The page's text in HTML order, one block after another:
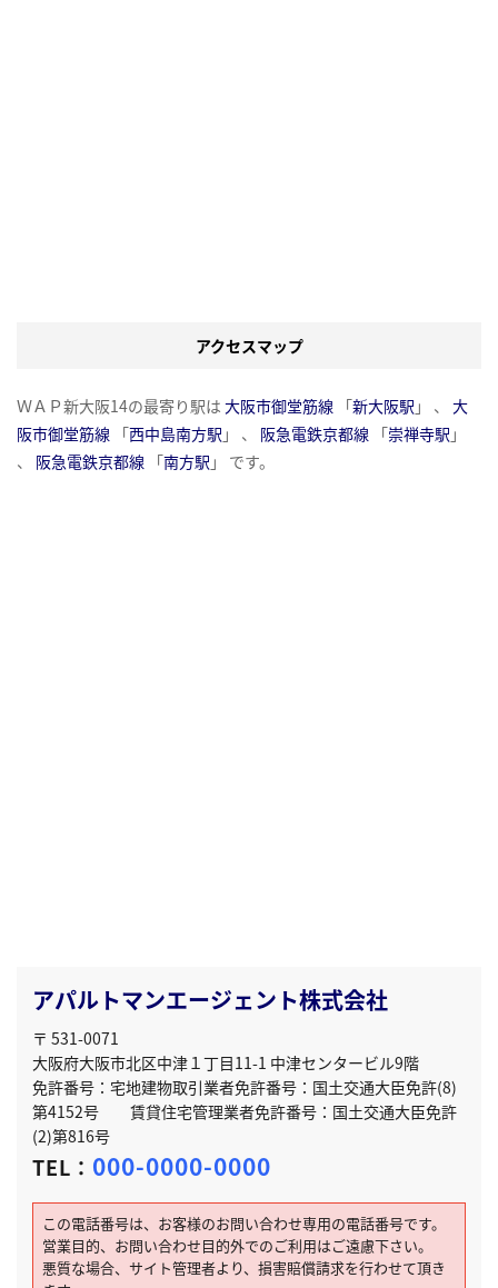
アクセスマップ
ＷＡＰ新大阪14の最寄り駅は 大阪市御堂筋線 「新大阪駅 」 、 大
阪市御堂筋線 「西中島南方駅 」 、 阪急電鉄京都線 「崇禅寺駅 」
、 阪急電鉄京都線 「南方駅 」 です。
アパルトマンエージェント株式会社
〒 531-0071
大阪府大阪市北区中津１丁目11-1 中津センタービル9階
免許番号：宅地建物取引業者免許番号：国土交通大臣免許(8)
第4152号 賃貸住宅管理業者免許番号：国土交通大臣免許
(2)第816号
TEL： 000-0000-0000
この電話番号は、お客様のお問い合わせ専用の電話番号です。
営業目的、お問い合わせ目的外でのご利用はご遠慮下さい。
悪質な場合、サイト管理者より、損害賠償請求を行わせて頂き